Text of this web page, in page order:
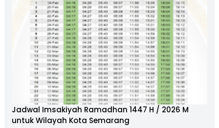
Jadwal Imsakiyah Ramadhan 1447 H / 2026 M
untuk Wilayah Kota Semarang